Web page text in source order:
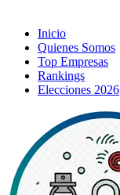
Inicio
Quienes Somos
Top Empresas
Rankings
Elecciones 2026